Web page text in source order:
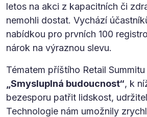
letos na akci z kapacitních či
nemohli dostat. Vychází
nabídkou pro prvních 100
nárok na výraznou slevu.
Tématem příštího Retail
„Smysluplná budoucnost“, k
bezesporu patřit lidskost,
Technologie nám umožnily